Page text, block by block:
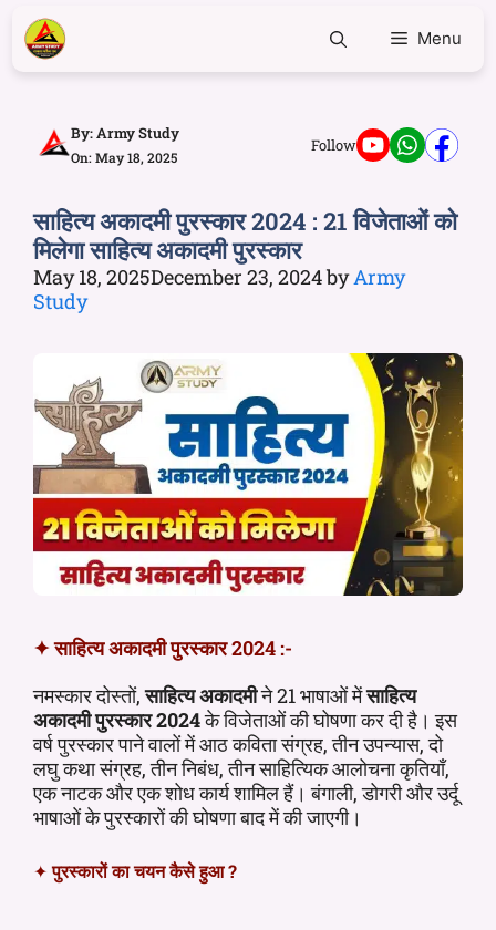
Menu
By:Army Study
On: May 18, 2025
Follow
साहित्य अकादमी पुरस्कार 2024 : 21 विजेताओं को
मिलेगा साहित्य अकादमी पुरस्कार
May 18, 2025December 23, 2024byArmy
Study
✦ साहित्य अकादमी पुरस्कार 2024 :-
नमस्कार दोस्तों,साहित्य अकादमीने 21 भाषाओं मेंसाहित्य
अकादमी पुरस्कार 2024के विजेताओं की घोषणा कर दी है। इस
वर्ष पुरस्कार पाने वालों में आठ कविता संग्रह, तीन उपन्यास, दो
लघु कथा संग्रह, तीन निबंध, तीन साहित्यिक आलोचना कृतियाँ,
एक नाटक और एक शोध कार्य शामिल हैं। बंगाली, डोगरी और उर्दू
भाषाओं के पुरस्कारों की घोषणा बाद में की जाएगी।
✦पुरस्कारों का चयन कैसे हुआ ?